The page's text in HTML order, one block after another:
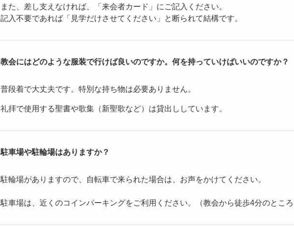
また、差し支えなければ、「来会者カード」にご記入ください。
記入不要であれば「見学だけさせてください」と断られて結構です。
教会にはどのような服装で行けば良いのですか。何を持っていけばいいのですか？
普段着で大丈夫です。特別な持ち物は必要ありません。
礼拝で使用する聖書や歌集（新聖歌など）は貸出ししています。
駐車場や駐輪場はありますか？
駐輪場がありますので、自転車で来られた場合は、お声をかけてください。
駐車場は、近くのコインパーキングをご利用ください。（教会から徒歩4分のところ